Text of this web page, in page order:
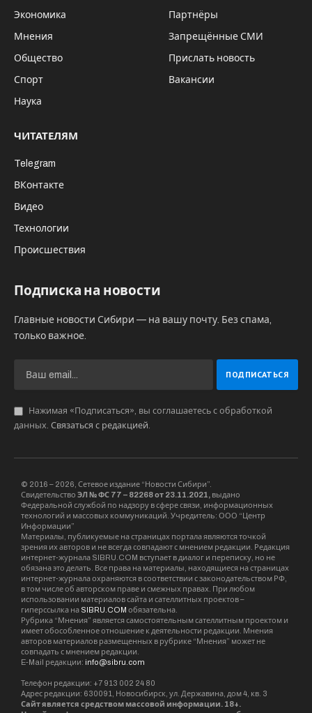
Экономика
Мнения
Общество
Спорт
Наука
Партнёры
Запрещённые СМИ
Прислать новость
Вакансии
ЧИТАТЕЛЯМ
Telegram
ВКонтакте
Видео
Технологии
Происшествия
Подписка на новости
Главные новости Сибири — на вашу почту. Без спама,
только важное.
Нажимая «Подписаться», вы соглашаетесь с обработкой
данных. Связаться с редакцией.
© 2016 – 2026, Сетевое издание “Новости Сибири”.
Свидетельство ЭЛ № ФС 77 – 82268 от 23.11.2021, выдано
Федеральной службой по надзору в сфере связи, информационных
технологий и массовых коммуникаций. Учредитель: ООО “Центр
Информации”
Материалы, публикуемые на страницах портала являются точкой
зрения их авторов и не всегда совпадают с мнением редакции. Редакция
интернет-журнала SIBRU.COM вступает в диалог и переписку, но не
обязана это делать. Все права на материалы, находящиеся на страницах
интернет-журнала охраняются в соответствии с законодательством РФ,
в том числе об авторском праве и смежных правах. При любом
использовании материалов сайта и сателлитных проектов –
гиперссылка на SIBRU.COM обязательна.
Рубрика “Мнения” является самостоятельным сателлитным проектом и
имеет обособленное отношение к деятельности редакции. Мнения
авторов материалов размещенных в рубрике “Мнения” может не
совпадать с мнением редакции.
E-Mail редакции: info@sibru.com
Телефон редакции: +7 913 002 24 80
Адрес редакции: 630091, Новосибирск, ул. Державина, дом 4, кв. 3
Сайт является средством массовой информации. 18+.